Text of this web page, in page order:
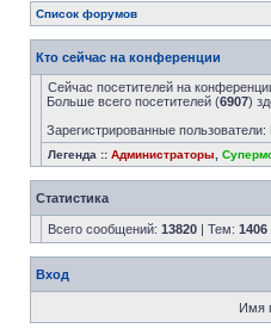
Список форумов
Кто сейчас на конференции
Сейчас посетителей на
Больше всего посетителей (6907)
Зарегистрированные пользователи:
Легенда :: Администраторы
Статистика
Всего сообщений: 13820 | Тем: 1406
Вход
Имя